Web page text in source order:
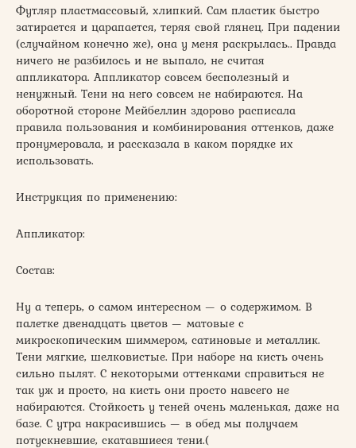
Футляр пластмассовый, хлипкий. Сам пластик быстро
затирается и царапается, теряя свой глянец. При падении
(случайном конечно же), она у меня раскрылась.. Правда
ничего не разбилось и не выпало, не считая
аппликатора. Аппликатор совсем бесполезный и
ненужный. Тени на него совсем не набираются. На
оборотной стороне Мейбеллин здорово расписала
правила пользования и комбинирования оттенков, даже
пронумеровала, и рассказала в каком порядке их
использовать.
Инструкция по применению:
Аппликатор:
Состав:
Ну а теперь, о самом интересном — о содержимом. В
палетке двенадцать цветов — матовые с
микроскопическим шиммером, сатиновые и металлик.
Тени мягкие, шелковистые. При наборе на кисть очень
сильно пылят. С некоторыми оттенками справиться не
так уж и просто, на кисть они просто навсего не
набираются. Стойкость у теней очень маленькая, даже на
базе. С утра накрасившись — в обед мы получаем
потускневшие, скатавшиеся тени.(